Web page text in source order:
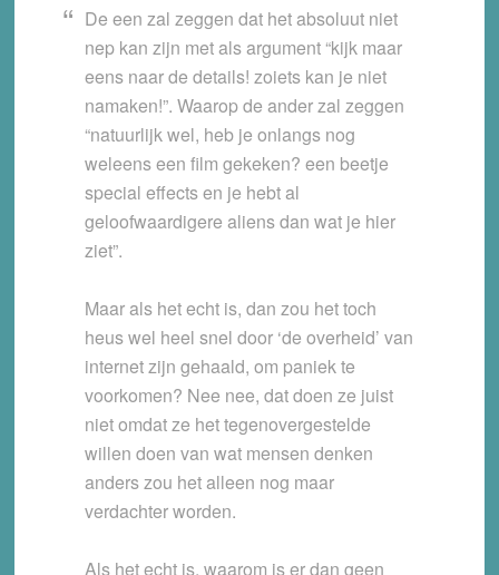
De een zal zeggen dat het absoluut niet
nep kan zijn met als argument “kijk maar
eens naar de details! zoiets kan je niet
namaken!”. Waarop de ander zal zeggen
“natuurlijk wel, heb je onlangs nog
weleens een film gekeken? een beetje
special effects en je hebt al
geloofwaardigere aliens dan wat je hier
ziet”.
Maar als het echt is, dan zou het toch
heus wel heel snel door ‘de overheid’ van
internet zijn gehaald, om paniek te
voorkomen? Nee nee, dat doen ze juist
niet omdat ze het tegenovergestelde
willen doen van wat mensen denken
anders zou het alleen nog maar
verdachter worden.
Als het echt is, waarom is er dan geen